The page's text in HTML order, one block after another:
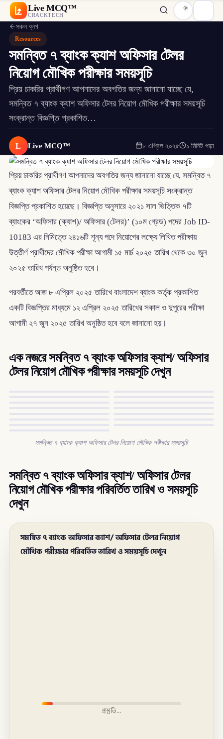
Live MCQ™
CRACKTECH
সকল ব্লগ
Resources
সমন্বিত ৭ ব্যাংক ক্যাশ অফিসার টেলর
নিয়োগ মৌখিক পরীক্ষার সময়সূচি
প্রিয় চাকরির প্রার্থীগণ আপনাদের অবগতির জন্য জানানো যাচ্ছে যে,
সমন্বিত ৭ ব্যাংক ক্যাশ অফিসার টেলর নিয়োগ মৌখিক পরীক্ষার সময়সূচি
সংক্রান্ত বিজ্ঞপ্তি প্রকাশিত…
L Live MCQ™ ৮ এপ্রিল ২০২৫ ১ মিনিট পড়া
প্রিয় চাকরির প্রার্থীগণ আপনাদের অবগতির জন্য জানানো যাচ্ছে যে, সমন্বিত ৭
ব্যাংক ক্যাশ অফিসার টেলর নিয়োগ মৌখিক পরীক্ষার সময়সূচি সংক্রান্ত
বিজ্ঞপ্তি প্রকাশিত হয়েছে। বিজ্ঞপ্তি অনুসারে ২০২১ সাল ভিত্তিক ৭টি
ব্যাংকের ‘অফিসার (ক্যাশ)/ অফিসার (টেলর)’ (১০ম গ্রেড) পদের Job ID-
10183 এর নিমিত্তে ২৪১৬টি শূন্য পদে নিয়োগের লক্ষ্যে লিখিত পরীক্ষায়
উত্তীর্ণ প্রার্থীদের মৌখিক পরীক্ষা আগামী ১৫ মার্চ ২০২৫ তারিখ থেকে ৩০ জুন
২০২৫ তারিখ পর্যন্ত অনুষ্ঠিত হবে।
পরবর্তীতে আজ ৮ এপ্রিল ২০২৫ তারিখে বাংলাদেশ ব্যাংক কর্তৃক প্রকাশিত
একটি বিজ্ঞপ্তির মাধ্যমে ১২ এপ্রিল ২০২৫ তারিখের সকাল ও দুপুরের পরীক্ষা
আগামী ২৭ জুন ২০২৫ তারিখ অনুষ্ঠিত হবে বলে জানানো হয়।
এক নজরে সমন্বিত ৭ ব্যাংক অফিসার ক্যাশ/ অফিসার
টেলর নিয়োগ মৌখিক পরীক্ষার সময়সূচি দেখুন
সমন্বিত ৭ ব্যাংক ক্যাশ অফিসার টেলর নিয়োগ মৌখিক পরীক্ষার সময়সূচি
সমন্বিত ৭ ব্যাংক অফিসার ক্যাশ/ অফিসার টেলর
নিয়োগ মৌখিক পরীক্ষার পরিবর্তিত তারিখ ও সময়সূচি
দেখুন
সমন্বিত ৭ ব্যাংক অফিসার ক্যাশ/ অফিসার টেলর নিয়োগ
মৌখিক পরীক্ষার পরিবর্তিত তারিখ ও সময়সূচি দেখুন
প্রস্তুতি…